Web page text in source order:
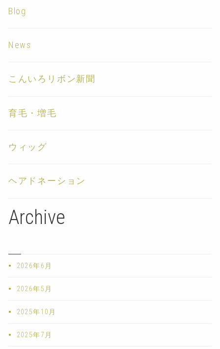
Blog
News
こんいろリボン新聞
育毛・増毛
ウィッグ
ヘアドネーション
Archive
2026年6月
2026年5月
2025年10月
2025年7月